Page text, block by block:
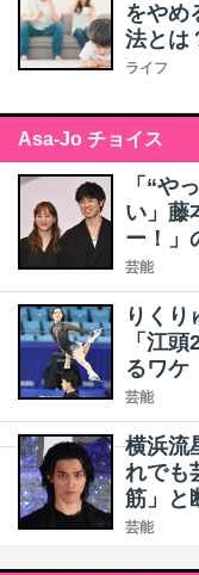
をやめ
法とは
ライフ
Asa-Jo チョイス
「“や
い」藤
ー！」
芸能
りくり
「江
るワケ
芸能
横浜流
れでも
筋」と
芸能